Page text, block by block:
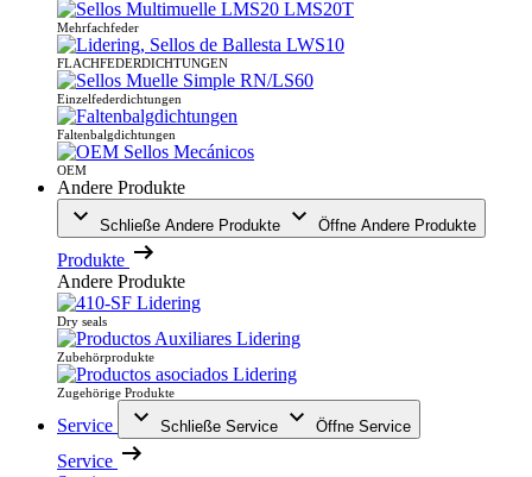
Mehrfachfeder
FLACHFEDERDICHTUNGEN
Einzelfederdichtungen
Faltenbalgdichtungen
OEM
Andere Produkte
Schließe Andere Produkte Öffne Andere Produkte
Produkte
Andere Produkte
Dry seals
Zubehörprodukte
Zugehörige Produkte
Service Schließe Service Öffne Service
Service